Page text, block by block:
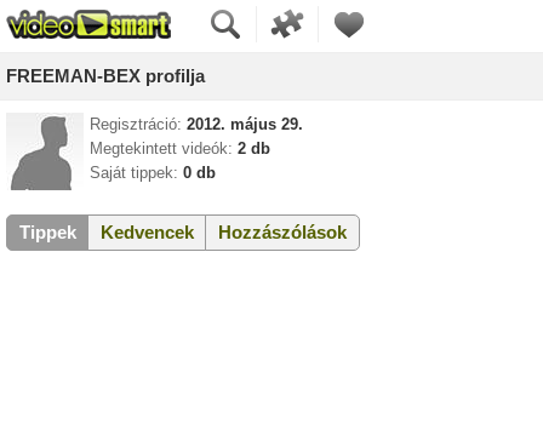
FREEMAN-BEX profilja
Regisztráció: 2012. május 29.
Megtekintett videók: 2 db
Saját tippek: 0 db
Tippek Kedvencek Hozzászólások